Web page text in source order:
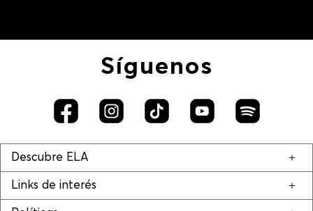
Síguenos
Descubre ELA
Links de interés